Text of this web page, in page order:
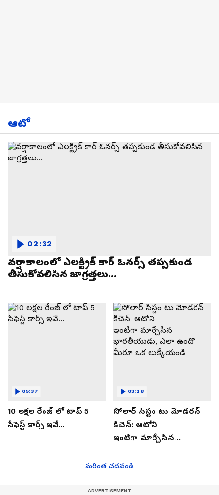
ఆటో
వర్షాకాలంలో ఎలక్ట్రిక్ కార్ ఓనర్స్ తప్పకుండ
తీసుకోవలిసిన జాగ్రత్తలు...
02:32
10 లక్షల రేంజ్ లో టాప్ 5
సేఫెస్ట్ కార్స్ ఇవే...
05:37
సోలార్ సిస్టం టు మోడరన్
కిచెన్: ఆటోని
ఇంటిగా మార్చేసిన
మీరూ ఒక లుక్కేయండి
03:28
మరింత చదవండి